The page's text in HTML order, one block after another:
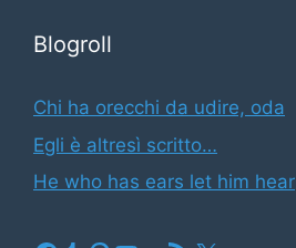
Blogroll
Chi ha orecchi da udire, oda
Egli è altresì scritto…
He who has ears let him hear